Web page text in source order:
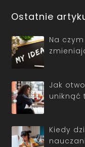
Ostatnie
Na
Jak
uniknąć
Kiedy